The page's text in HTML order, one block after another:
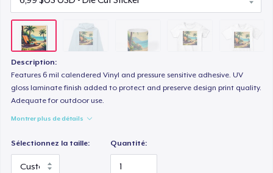
Description:
Features 6 mil calendered Vinyl and pressure sensitive adhesive. UV
gloss laminate finish added to protect and preserve design print quality.
Adequate for outdoor use.
Montrer plus de détails
Sélectionnez la taille: Quantité: